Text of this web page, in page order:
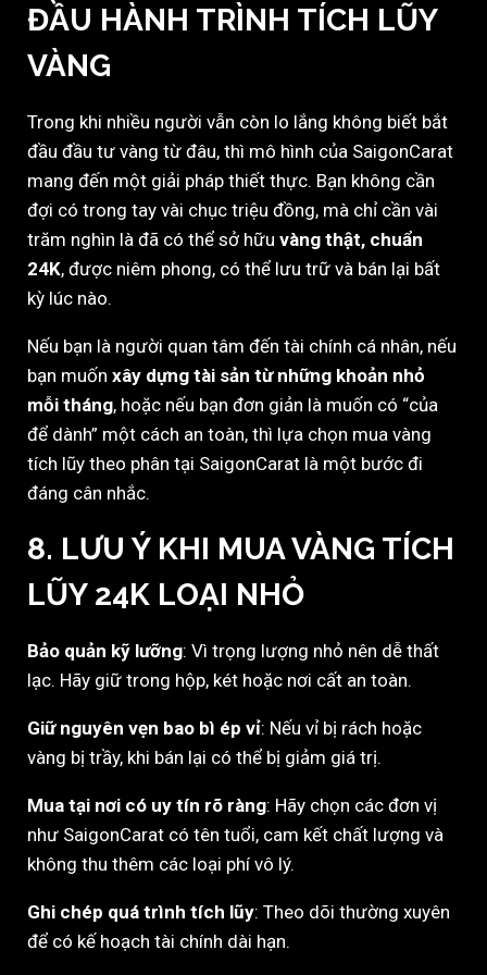
ĐẦU HÀNH TRÌNH TÍCH LŨY
VÀNG
Trong khi nhiều người vẫn còn lo lắng không biết bắt
đầu đầu tư vàng từ đâu, thì mô hình của SaigonCarat
mang đến một giải pháp thiết thực. Bạn không cần
đợi có trong tay vài chục triệu đồng, mà chỉ cần vài
trăm nghìn là đã có thể sở hữu vàng thật, chuẩn
24K, được niêm phong, có thể lưu trữ và bán lại bất
kỳ lúc nào.
Nếu bạn là người quan tâm đến tài chính cá nhân, nếu
bạn muốn xây dựng tài sản từ những khoản nhỏ
mỗi tháng, hoặc nếu bạn đơn giản là muốn có “của
để dành” một cách an toàn, thì lựa chọn mua vàng
tích lũy theo phân tại SaigonCarat là một bước đi
đáng cân nhắc.
8. LƯU Ý KHI MUA VÀNG TÍCH
LŨY 24K LOẠI NHỎ
Bảo quản kỹ lưỡng: Vì trọng lượng nhỏ nên dễ thất
lạc. Hãy giữ trong hộp, két hoặc nơi cất an toàn.
Giữ nguyên vẹn bao bì ép vỉ: Nếu vỉ bị rách hoặc
vàng bị trầy, khi bán lại có thể bị giảm giá trị.
Mua tại nơi có uy tín rõ ràng: Hãy chọn các đơn vị
như SaigonCarat có tên tuổi, cam kết chất lượng và
không thu thêm các loại phí vô lý.
Ghi chép quá trình tích lũy: Theo dõi thường xuyên
để có kế hoạch tài chính dài hạn.